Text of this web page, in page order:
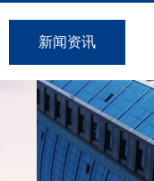
新闻资讯